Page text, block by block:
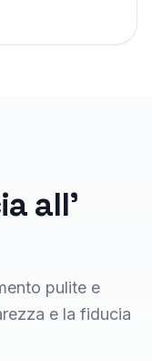
all'
pulite e
e la fiducia